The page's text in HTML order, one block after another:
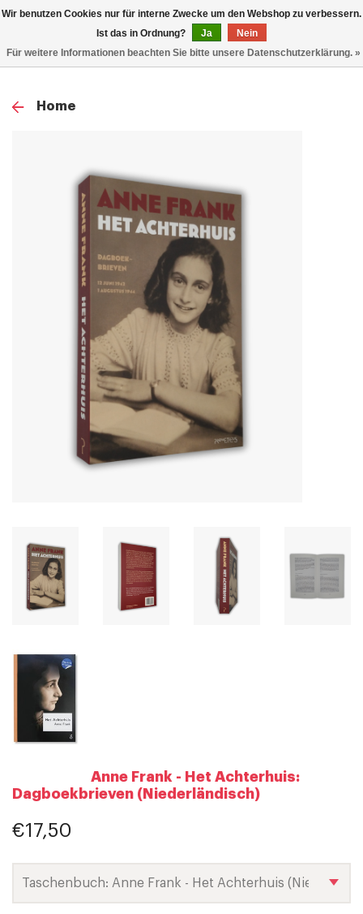
0
Home
Anne Frank - Het Achterhuis:
Dagboekbrieven (Niederländisch)
€17,50
Wir benutzen Cookies nur für interne Zwecke um den Webshop zu verbessern.
Ist das in Ordnung?
Ja
Nein
Für weitere Informationen beachten Sie bitte unsere Datenschutzerklärung. »